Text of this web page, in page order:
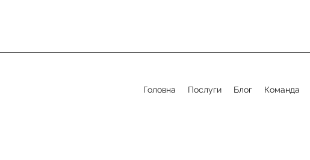
Головна Послуги Блог Команда